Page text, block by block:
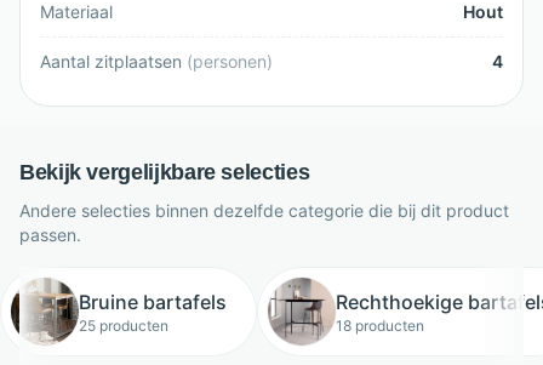
Materiaal Hout
Aantal zitplaatsen (personen) 4
Bekijk vergelijkbare selecties
Andere selecties binnen dezelfde categorie die bij dit product
passen.
Bruine bartafels
25 producten
Rechthoekige
18 producten